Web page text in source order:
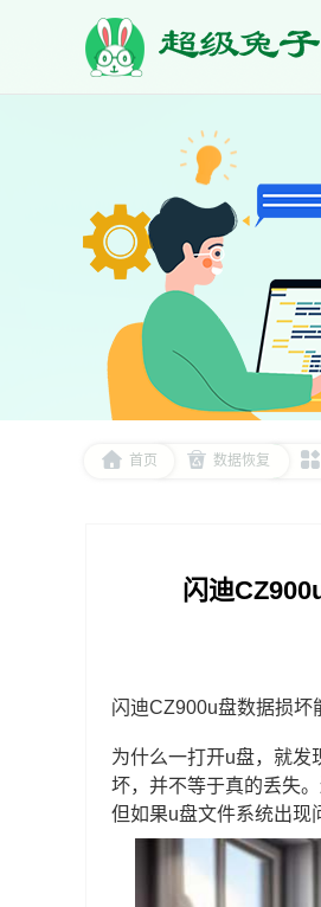
首页 数据恢复
闪迪
闪迪CZ900u盘数据损坏
为什么一打开u盘，就发
坏，并不等于真的丢失
但如果u盘文件系统出现